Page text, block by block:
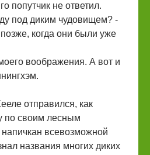
попутчик не ответил.
под диким чудовищем? -
когда они были уже
воображения. А вот и
отправился, как
по своим лесным
всевозможной
названия многих диких